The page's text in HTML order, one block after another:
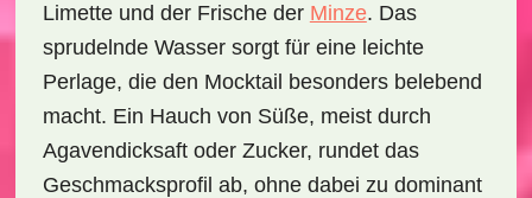
Limetteund der Frische der Minze. Das
sprudelnde Wasser sorgt für eine leichte
Perlage, die den Mocktail besonders belebend
macht. Ein Hauch von Süße, meist durch
Agavendicksaft oder Zucker, rundet das
Geschmacksprofil ab, ohne dabei zu dominant